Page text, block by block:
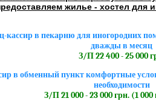
жилье - хостел для
кассир в пекарню для иногородних
дважды в месяц
З/П 22 400 - 25 000
в обменный пункт комфортные
необходимости
З/П 21 000 - 23 000 грн. (1 000